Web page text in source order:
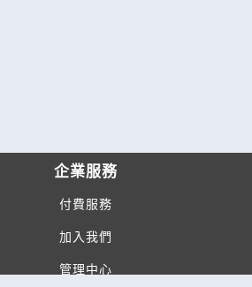
企業服務
付費服務
加入我們
管理中心